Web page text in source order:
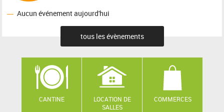
Aucun événement aujourd'hui
tous les évènements
CANTINE
LOCATION DE
SALLES
COMMERCES